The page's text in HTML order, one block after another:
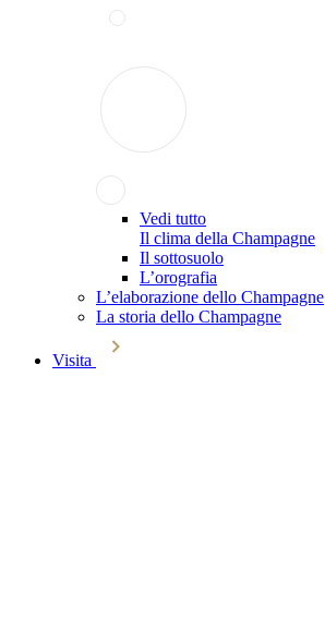
Vedi tutto
Il clima della Champagne
Il sottosuolo
L’orografia
L’elaborazione dello Champagne
La storia dello Champagne
Visita